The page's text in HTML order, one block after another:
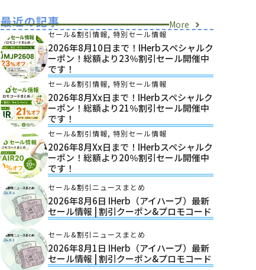
最近の記事 More
セール&割引情報, 特別セール情報
2026年8月10日まで！iHerbスペシャルク
ーポン！総額より23％割引セール開催中
です！
セール&割引情報, 特別セール情報
2026年8月xx日まで！iHerbスペシャルク
ーポン！総額より21％割引セール開催中
です！
セール&割引情報, 特別セール情報
2026年8月xx日まで！iHerbスペシャルク
ーポン！総額より20％割引セール開催中
です！
セール&割引ニュースまとめ
2026年8月6日 IHerb（アイハーブ）最新
セール情報 | 割引クーポン&プロモコード
セール&割引ニュースまとめ
2026年8月1日 IHerb（アイハーブ）最新
セール情報 | 割引クーポン&プロモコード